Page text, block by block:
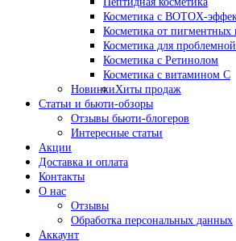
Косметика с BOTOX-
Косметика от пигментных
Косметика для
Косметика с Ретинолом
Косметика с витамином С
НовинкиХиты продаж
Статьи и бьюти-обзоры
Отзывы бьюти-блогеров
Интересные статьи
Акции
Доставка и оплата
Контакты
О нас
Отзывы
Обработка персональных данных
Аккаунт